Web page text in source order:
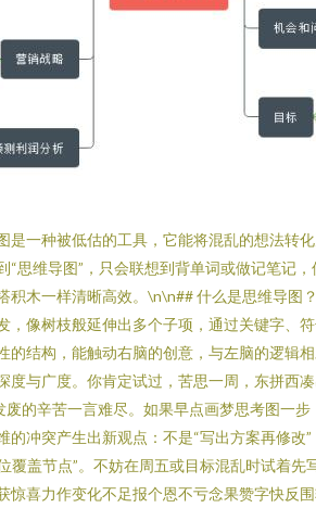
是一种被低估的工具，它能将混乱的想法转
“思维导图”，只会联想到背单词或做记笔记，
积木一样清晰高效。\n\n## 什么是思维导图
，像树枝般延伸出多个子项，通过关键字、
的结构，能触动右脑的创意，与左脑的逻辑
度与广度。你肯定试过，苦思一周，东拼西
的辛苦一言难尽。如果早点画梦思考图一步
的冲突产生出新观点：不是“写出方案再修改”
覆盖节点”。不妨在周五或目标混乱时试着先
惊喜力作变化不足报个恩不亏念果赞字快反